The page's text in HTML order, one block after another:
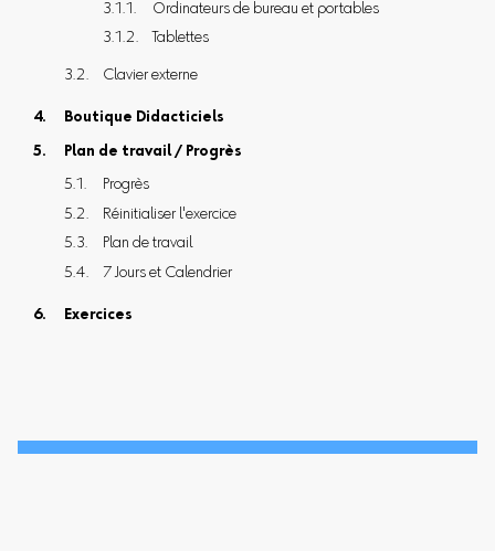
Ordinateurs de bureau et portables
Tablettes
Clavier externe
Boutique Didacticiels
Plan de travail / Progrès
Progrès
Réinitialiser l'exercice
Plan de travail
7 Jours et Calendrier
Exercices